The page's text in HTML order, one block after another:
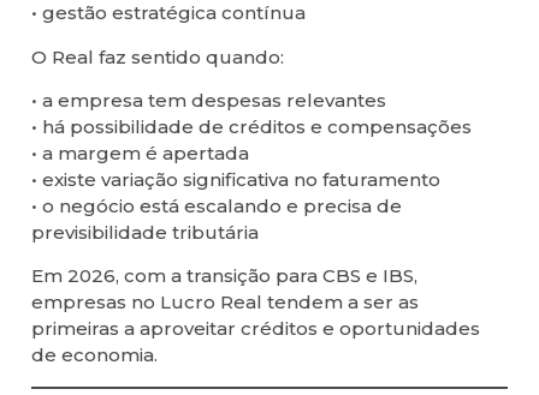
• gestão estratégica contínua
O Real faz sentido quando:
• a empresa tem despesas relevantes
• há possibilidade de créditos e compensações
• a margem é apertada
• existe variação significativa no faturamento
• o negócio está escalando e precisa de
previsibilidade tributária
Em 2026, com a transição para CBS e IBS,
empresas no Lucro Real tendem a ser as
primeiras a aproveitar créditos e oportunidades
de economia.